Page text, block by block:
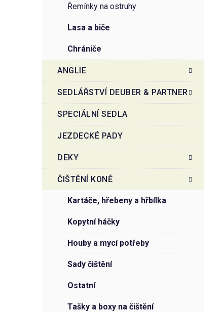
řemínky na ostruhy
lasa a biče
chrániče
ANGLIE
SEDLÁŘSTVÍ DEUBER & PARTNER
SPECIÁLNÍ SEDLA
JEZDECKÉ PADY
DEKY
ČIŠTĚNÍ KONĚ
kartáče, hřebeny a hřbílka
kopytní háčky
houby a mycí potřeby
sady čištění
ostatní
tašky a boxy na čištění